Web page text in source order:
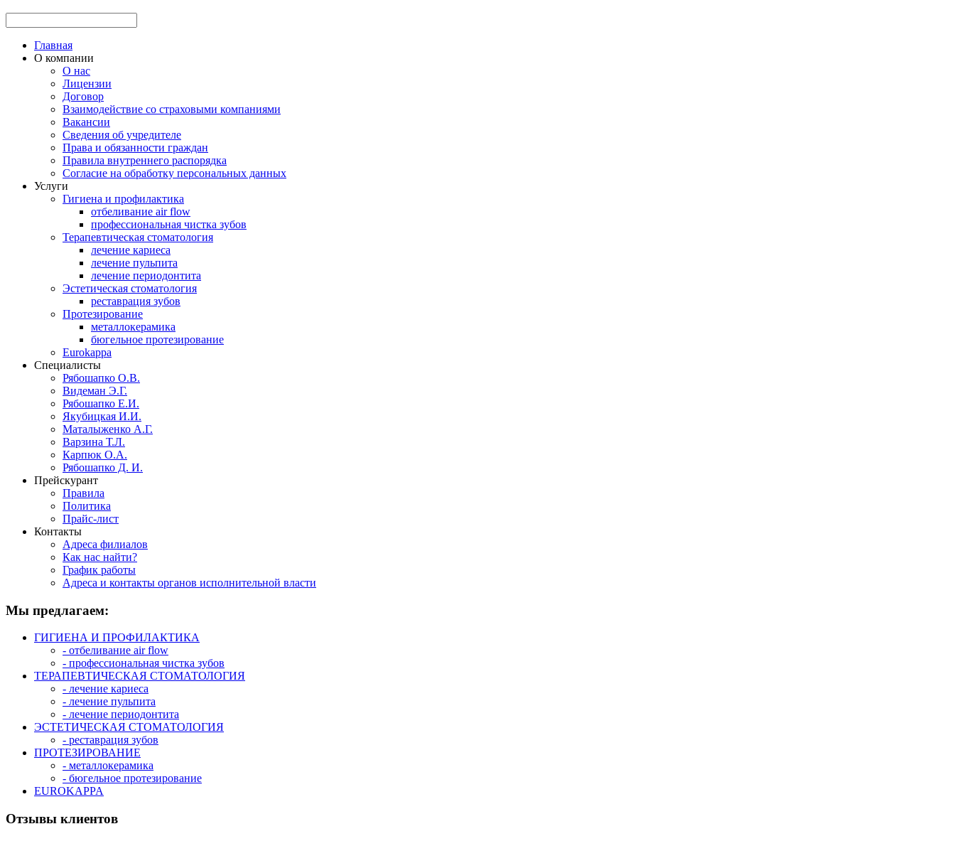
Главная
О компании
О нас
Лицензии
Договор
Взаимодействие со страховыми компаниями
Вакансии
Сведения об учредителе
Права и обязанности граждан
Правила внутреннего распорядка
Согласие на обработку персональных данных
Услуги
Гигиена и профилактика
отбеливание аir flow
профессиональная чистка зубов
Терапевтическая стоматология
лечение кариеса
лечение пульпита
лечение периодонтита
Эстетическая стоматология
реставрация зубов
Протезирование
металлокерамика
бюгельное протезирование
Eurokappa
Специалисты
Рябошапко О.В.
Видеман Э.Г.
Рябошапко Е.И.
Якубицкая И.И.
Маталыженко А.Г.
Варзина Т.Л.
Карпюк О.А.
Рябошапко Д. И.
Прейскурант
Правила
Политика
Прайс-лист
Контакты
Адреса филиалов
Как нас найти?
График работы
Адреса и контакты органов исполнительной власти
Мы предлагаем:
ГИГИЕНА И ПРОФИЛАКТИКА
- отбеливание аir flow
- профессиональная чистка зубов
ТЕРАПЕВТИЧЕСКАЯ СТОМАТОЛОГИЯ
- лечение кариеса
- лечение пульпита
- лечение периодонтита
ЭСТЕТИЧЕСКАЯ СТОМАТОЛОГИЯ
- реставрация зубов
ПРОТЕЗИРОВАНИЕ
- металлокерамика
- бюгельное протезирование
EUROKAPPA
Отзывы клиентов